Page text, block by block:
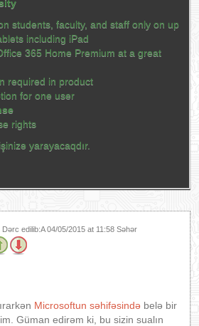
students, faculty, and staff only on up
including iPad
365 Home Premium at a great
required in product
for one user
rights
yarayacaqdır.
Dərc edilib:A04/05/2015 at 11:58 Səhər
Microsoftun səhifəsində belə bir
Güman edirəm ki, bu sizin sualın